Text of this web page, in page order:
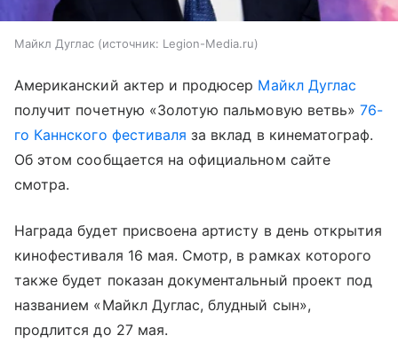
Майкл Дуглас источник: Legion-Media.ru
Американский актер и продюсер Майкл Дуглас
получит почетную «Золотую пальмовую ветвь»76-
го Каннского фестиваля за вклад в кинематограф.
Об этом сообщается на официальном сайте
смотра.
Награда будет присвоена артисту в день открытия
кинофестиваля 16 мая. Смотр, в рамках которого
также будет показан документальный проект под
названием «Майкл Дуглас, блудный сын»,
продлится до 27 мая.